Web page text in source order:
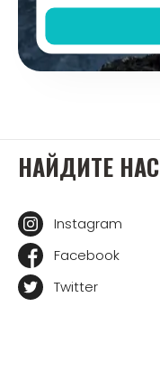
НАЙДИТЕ НАС
Instagram
Facebook
Twitter